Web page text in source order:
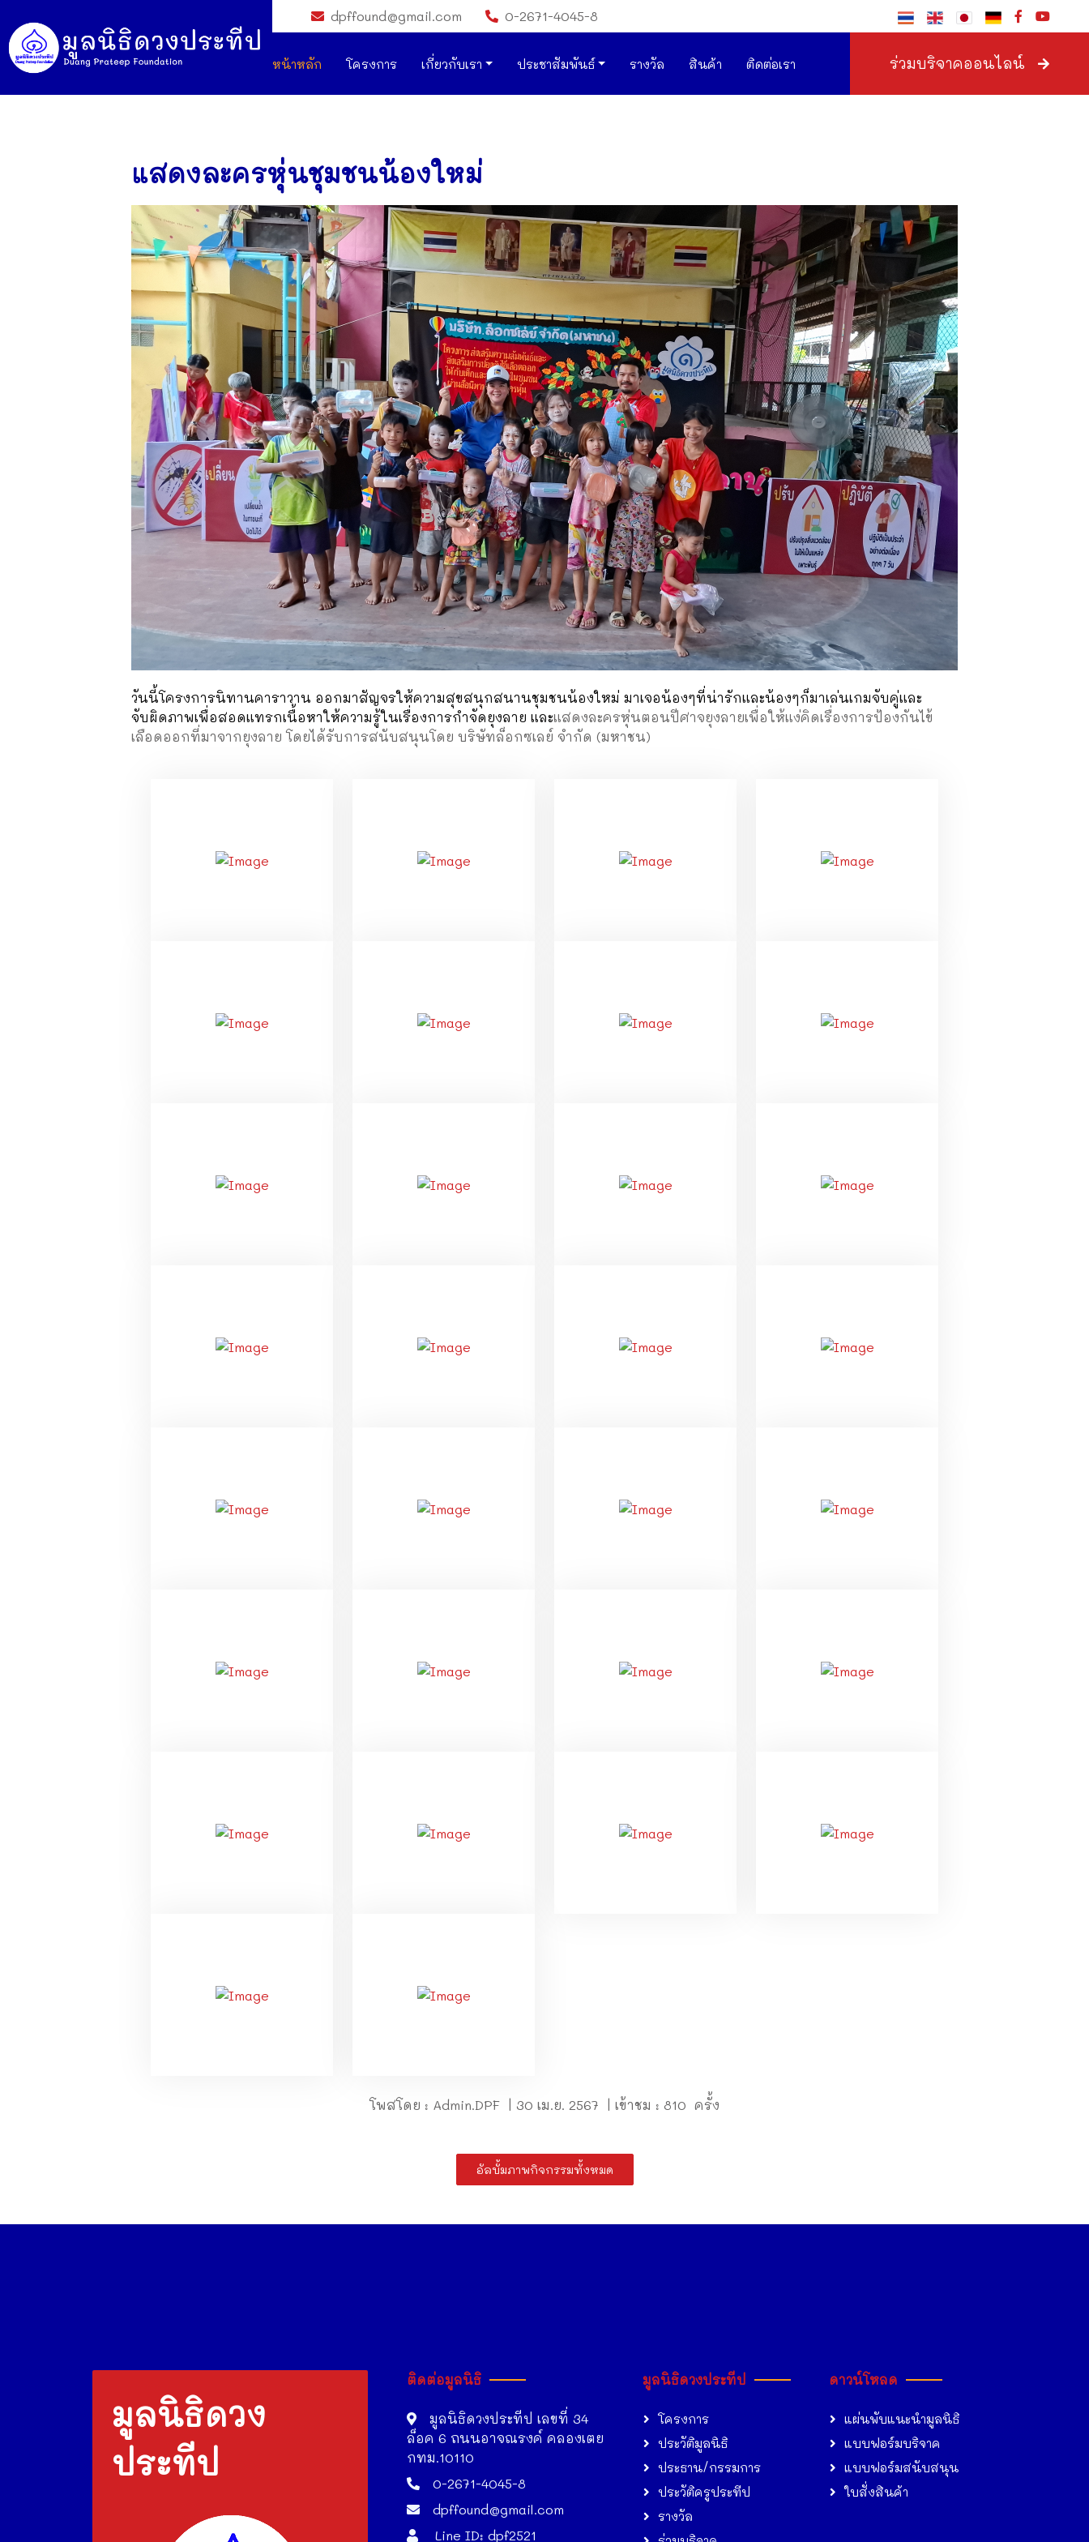
dpffound@gmail.com 0-2671-4045-8
หน้าหลัก โครงการ เกี่ยวกับเรา ประชาสัมพันธ์ รางวัล สินค้า ติดต่อเรา ร่วมบริจาคออนไลน์
แสดงละครหุ่นชุมชนน้องใหม่
วันนี้โครงการนิทานคาราวาน ออกมาสัญจรให้ความสุขสนุกสนานชุมชนน้องใหม่ มาเจอน้องๆที่น่ารักและน้องๆก็มาเล่นเกมจับคู่และ
จับผิดภาพเพื่อสอดแทรกเนื้อหาให้ความรู้ในเรื่องการกำจัดยุงลาย และแสดงละครหุ่นตอนปีศาจยุงลายเพื่อให้แง่คิดเรื่องการป้องกันไข้
เลือดออกที่มาจากยุงลาย โดยได้รับการสนับสนุนโดย บริษัทล็อกซเลย์ จำกัด (มหาชน)
โพสโดย : Admin.DPF | 30 เม.ย. 2567 | เข้าชม : 810 ครั้ง
อัลบั้มภาพกิจกรรมทั้งหมด
มูลนิธิดวง
ประทีป
ติดต่อมูลนิธิ
มูลนิธิดวงประทีป เลขที่ 34
ล็อค 6 ถนนอาจณรงค์ คลองเตย
กทม.10110
0-2671-4045-8
dpffound@gmail.com
Line ID: dpf2521
มูลนิธิดวงประทีป
โครงการ
ประวัติมูลนิธิ
ประธาน/กรรมการ
ประวัติครูประทีป
รางวัล
ดาวน์โหลด
แผ่นพับแนะนำมูลนิธิ
แบบฟอร์มบริจาค
แบบฟอร์มสนับสนุน
ใบสั่งสินค้า